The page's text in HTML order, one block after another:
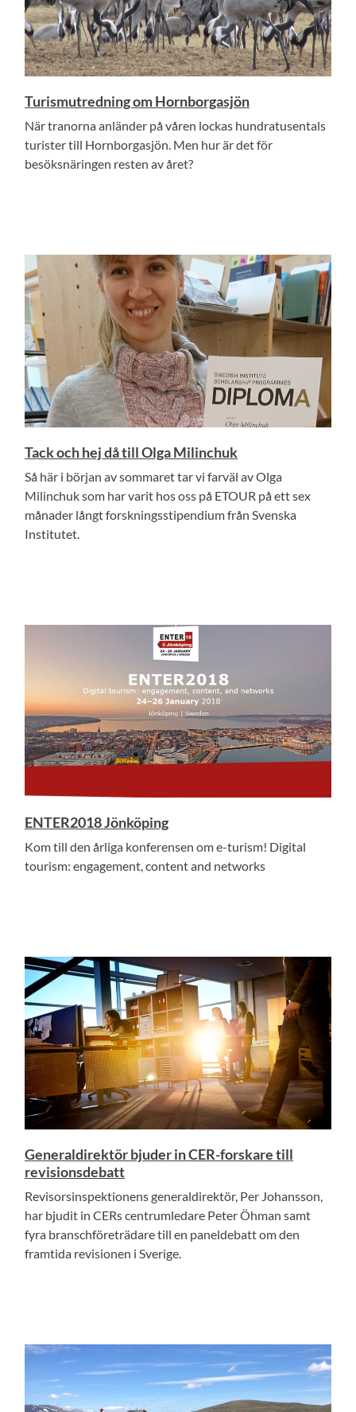
Turismutredning om Hornborgasjön
När tranorna anländer på våren lockas hundratusentals
turister till Hornborgasjön. Men hur är det för
besöksnäringen resten av året?
Tack och hej då till Olga Milinchuk
Så här i början av sommaret tar vi farväl av Olga
Milinchuk som har varit hos oss på ETOUR på ett sex
månader långt forskningsstipendium från Svenska
Institutet.
ENTER2018 Jönköping
Kom till den årliga konferensen om e-turism! Digital
tourism: engagement, content and networks
Generaldirektör bjuder in CER-forskare till
revisionsdebatt
Revisorsinspektionens generaldirektör, Per Johansson,
har bjudit in CERs centrumledare Peter Öhman samt
fyra branschföreträdare till en paneldebatt om den
framtida revisionen i Sverige.